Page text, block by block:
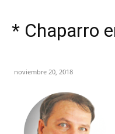
* Chaparro
noviembre 20, 2018